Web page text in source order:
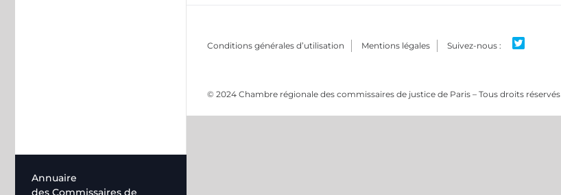
Annuaire
des Commissaires de
Conditions générales d’utilisation Mentions légales
© 2024 Chambre régionale des commissaires de justice de Paris – Tous droits réservés